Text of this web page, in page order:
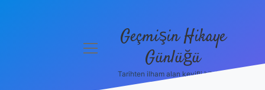
menüyü
Geçmişin Hikaye
Günlüğü
Tarihten ilham alan keyifli bilgiler!